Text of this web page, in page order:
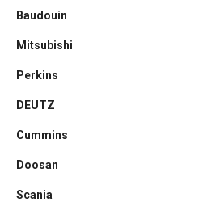
Baudouin
Mitsubishi
Perkins
DEUTZ
Cummins
Doosan
Scania